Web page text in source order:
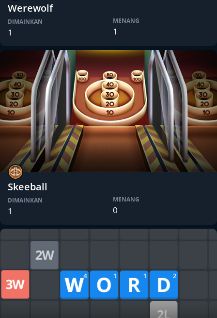
Werewolf
DIMAINKAN
1
MENANG
1
Skeeball
DIMAINKAN
1
MENANG
0